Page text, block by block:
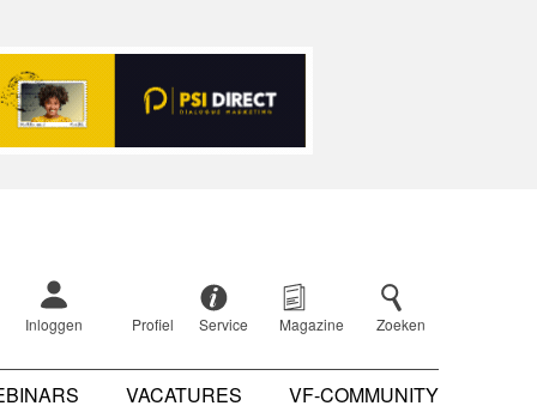
Inloggen Profiel Service Magazine Zoeken
VACATURES VF-COMMUNITY